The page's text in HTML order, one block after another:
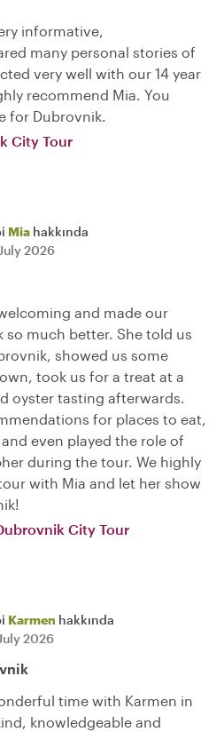
informative,
many personal stories of
very well with our 14 year
recommend Mia. You
for Dubrovnik.
City Tour
Mia hakkında
2026
and made our
so much better. She told us
showed us some
took us for a treat at a
oyster tasting afterwards.
for places to eat,
even played the role of
during the tour. We highly
with Mia and let her show
City Tour
Karmen hakkında
2026
time with Karmen in
knowledgeable and